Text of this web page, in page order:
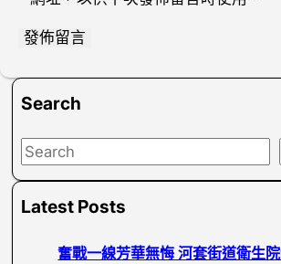
Search
S
aLatest Posts
奮戰一線芳華無悔 河套街道衛生